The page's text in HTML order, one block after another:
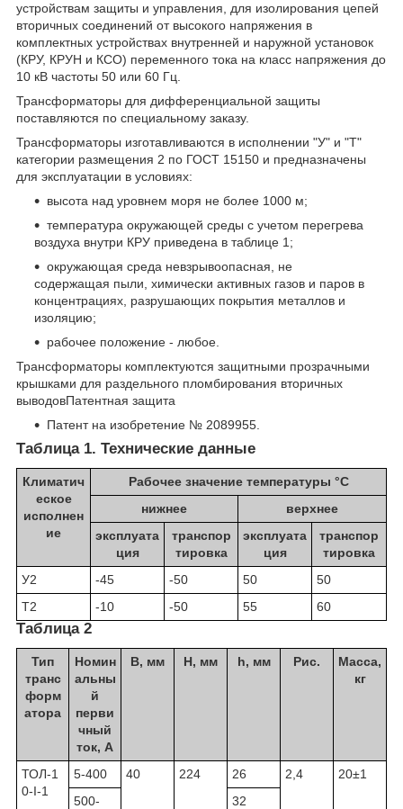
устройствам защиты и управления, для изолирования цепей
вторичных соединений от высокого напряжения в
комплектных устройствах внутренней и наружной установок
(КРУ, КРУН и КСО) переменного тока на класс напряжения до
10 кВ частоты 50 или 60 Гц.
Трансформаторы для дифференциальной защиты
поставляются по специальному заказу.
Трансформаторы изготавливаются в исполнении "У" и "Т"
категории размещения 2 по ГОСТ 15150 и предназначены
для эксплуатации в условиях:
высота над уровнем моря не более 1000 м;
температура окружающей среды с учетом перегрева
воздуха внутри КРУ приведена в таблице 1;
окружающая среда невзрывоопасная, не
содержащая пыли, химически активных газов и паров в
концентрациях, разрушающих покрытия металлов и
изоляцию;
рабочее положение - любое.
Трансформаторы комплектуются защитными прозрачными
крышками для раздельного пломбирования вторичных
выводовПатентная защита
Патент на изобретение № 2089955.
Таблица 1. Технические данные
Климатич
еское
исполнен
ие
Рабочее значение температуры °C
нижнее
верхнее
эксплуата
ция
транспор
тировка
эксплуата
ция
транспор
тировка
У2
-45 -50 50
50
Т2
-10 -50 55 60
Таблица 2
Тип
транс
форм
атора
Номин
альны
й
перви
чный
ток, А
В, мм Н, мм h, мм Рис.
Масса,
кг
ТОЛ-1
0-I-1
5-400 40 224 26 2,4
20±1
500-
32